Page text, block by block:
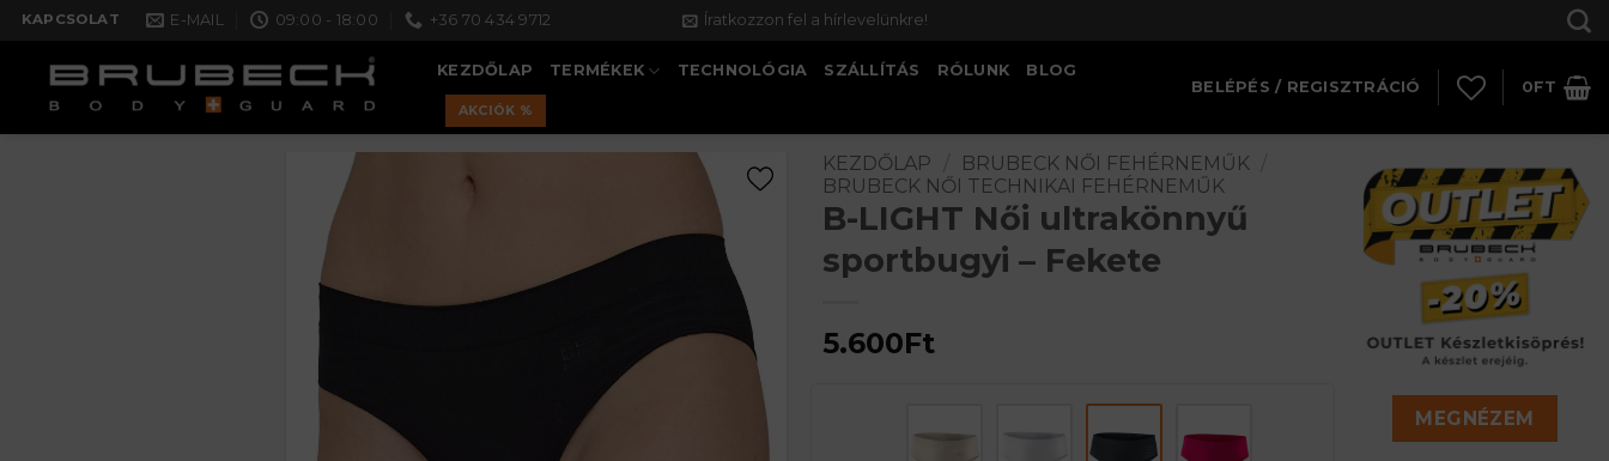
Skip
content
KAPCSOLAT E-MAIL 09:00 - 18:00 +36 70 434 9712 Íratkozzon fel a hírlevelünkre!
KEZDŐLAP TERMÉKEK TECHNOLÓGIA SZÁLLÍTÁS RÓLUNK BLOG
AKCIÓK %
BELÉPÉS / REGISZTRÁCIÓ 0FT
KEZDŐLAP BRUBECK NŐI FEHÉRNEMŰK
BRUBECK NŐI TECHNIKAI FEHÉRNEMŰK
B-LIGHT Női ultrakönnyű
sportbugyi – Fekete
5.600Ft
MEGNÉZEM